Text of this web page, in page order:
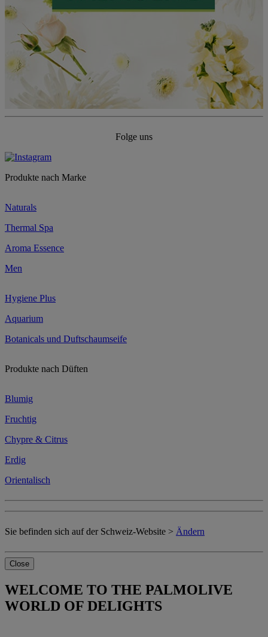
Folge uns
Produkte nach Marke
Naturals
Thermal Spa
Aroma Essence
Men
Hygiene Plus
Aquarium
Botanicals und Duftschaumseife
Produkte nach Düften
Blumig
Fruchtig
Chypre & Citrus
Erdig
Orientalisch
Sie befinden sich auf der Schweiz-Website > Ändern
Close
WELCOME TO THE PALMOLIVE
WORLD OF DELIGHTS